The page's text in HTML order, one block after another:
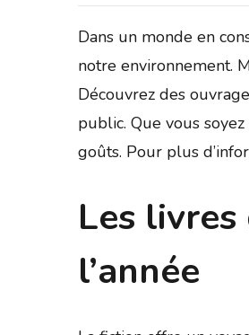
Dans un monde en
notre environnement.
Découvrez des
public. Que vous
goûts. Pour plus
Les
l’année